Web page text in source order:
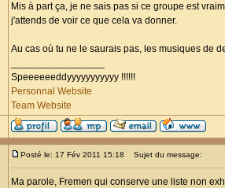
Mis à part ça, je ne sais pas si ce groupe est
j'attends de voir ce que cela va donner.
Au cas où tu ne le saurais pas, les musiques de
Speeeeeeddyyyyyyyyyyy !!!!!!
Personnal Website
Team Website
Posté le: 17 Fév 2011 15:18 Sujet du message:
Ma parole, Fremen qui conserve une liste non